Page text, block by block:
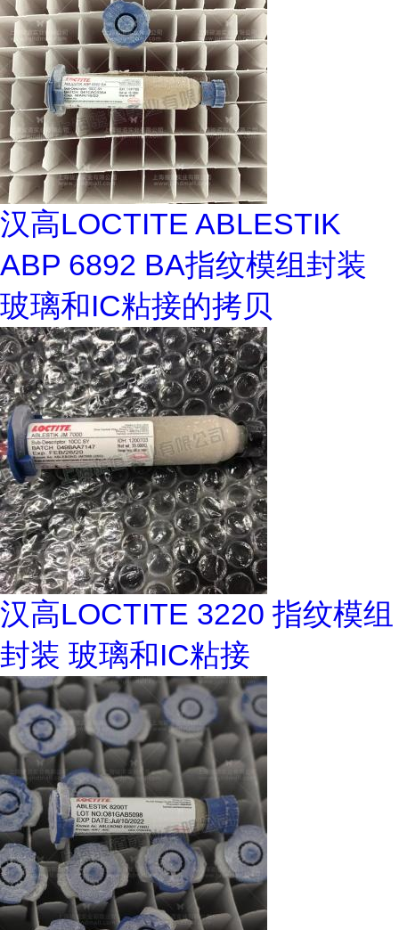
汉高LOCTITE ABLESTIK
ABP 6892 BA指纹模组封装
玻璃和IC粘接的拷贝
汉高LOCTITE 3220 指纹模组
封装 玻璃和IC粘接